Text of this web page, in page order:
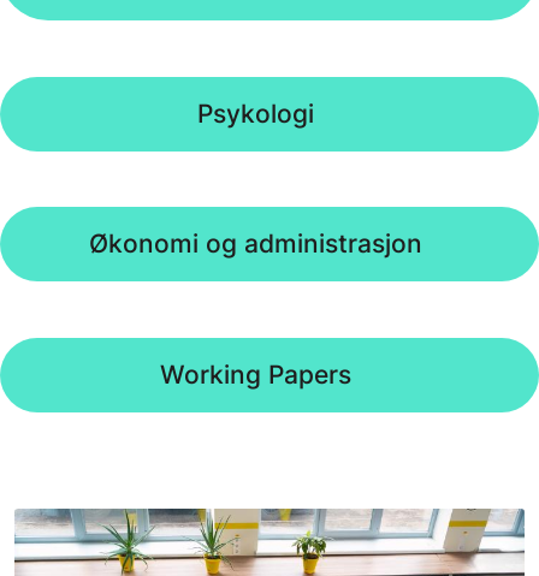
Psykologi
Økonomi og administrasjon
Working Papers